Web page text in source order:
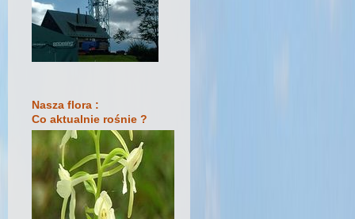
Nasza flora :
Co aktualnie rośnie ?